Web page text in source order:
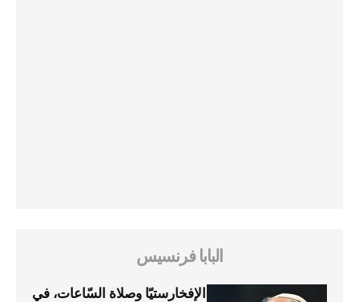
البابا فرنسيس
الإفخارستيّا وصلاة السّاعات، في